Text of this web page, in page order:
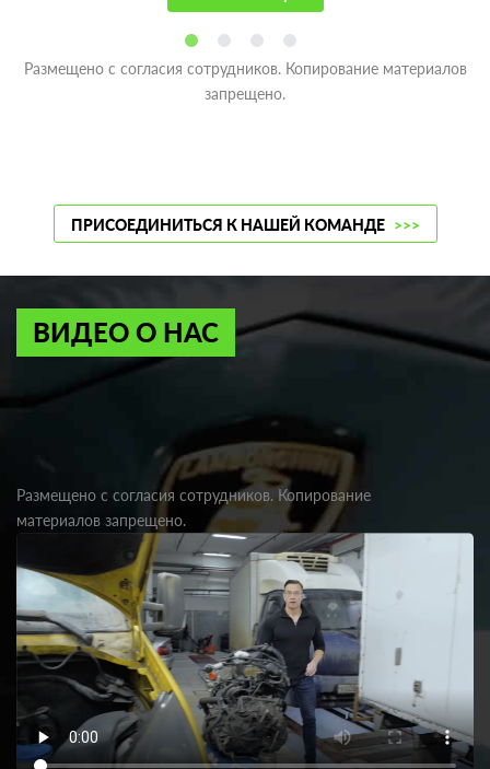
Размещено с согласия сотрудников. Копирование материалов
запрещено.
ПРИСОЕДИНИТЬСЯ К НАШЕЙ КОМАНДЕ >>>
ВИДЕО О НАС
Размещено с согласия сотрудников. Копирование
материалов запрещено.